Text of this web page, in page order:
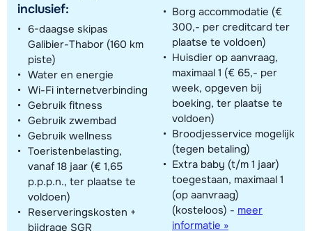
inclusief:
6-daagse skipas
Galibier-Thabor (160 km
piste)
Water en energie
Wi-Fi internetverbinding
Gebruik fitness
Gebruik zwembad
Gebruik wellness
Toeristenbelasting,
vanaf 18 jaar (€ 1,65
p.p.p.n., ter plaatse te
voldoen)
Reserveringskosten +
bijdrage SGR
Borg accommodatie (€
300,- per creditcard ter
plaatse te voldoen)
Huisdier op aanvraag,
maximaal 1 (€ 65,- per
week, opgeven bij
boeking, ter plaatse te
voldoen)
Broodjesservice mogelijk
(tegen betaling)
Extra baby (t/m 1 jaar)
toegestaan, maximaal 1
(op aanvraag)
(kosteloos) - meer
informatie »